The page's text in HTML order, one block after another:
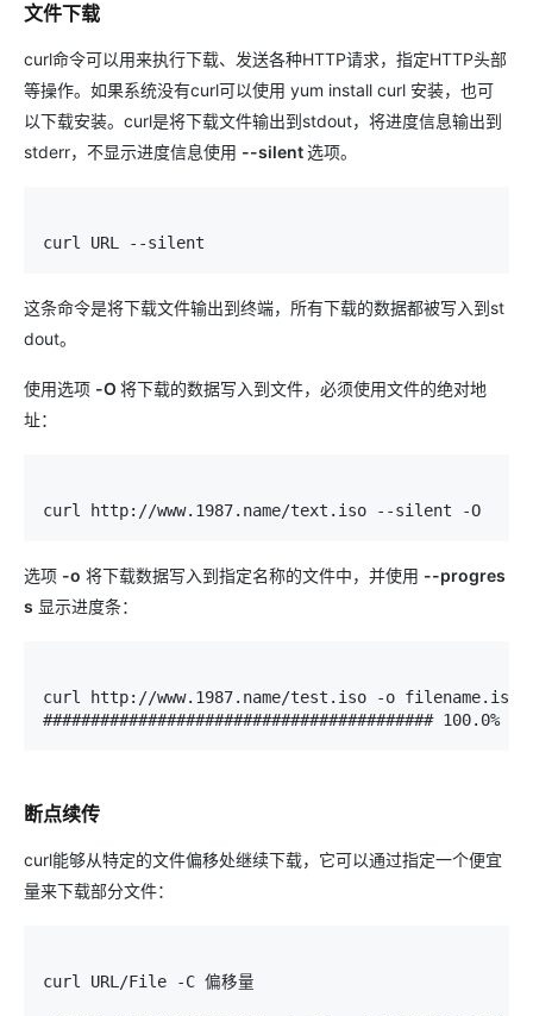
文件下载
curl命令可以用来执行下载、发送各种HTTP请求，指定HTTP头部
等操作。如果系统没有curl可以使用 yum install curl 安装，也可
以下载安装。curl是将下载文件输出到stdout，将进度信息输出到
stderr，不显示进度信息使用 --silent选项。
curl URL --silent
这条命令是将下载文件输出到终端，所有下载的数据都被写入到st
dout。
使用选项 -O 将下载的数据写入到文件，必须使用文件的绝对地
址：
curl http://www.1987.name/text.iso --silent -O
选项 -o 将下载数据写入到指定名称的文件中，并使用 --progres
s 显示进度条：
curl http://www.1987.name/test.iso -o filename.iso
######################################### 100.0%
断点续传
curl能够从特定的文件偏移处继续下载，它可以通过指定一个便宜
量来下载部分文件：
curl URL/File -C 偏移量